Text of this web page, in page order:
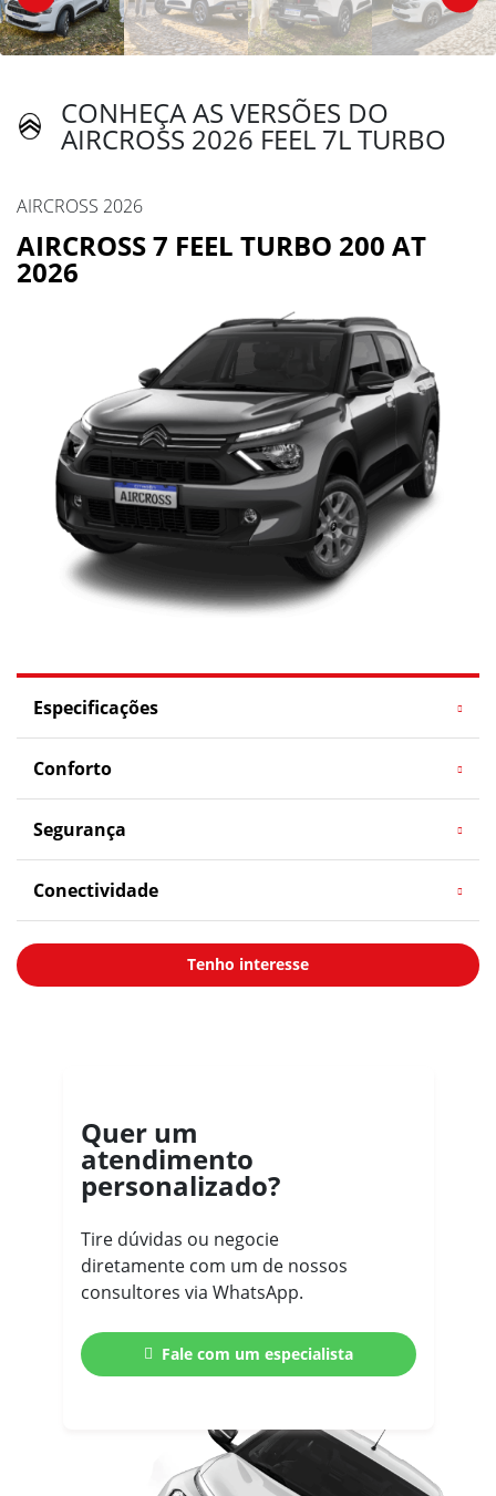
CONHEÇA AS VERSÕES DO
AIRCROSS 2026 FEEL 7L TURBO
AIRCROSS 2026
AIRCROSS 7 FEEL TURBO 200 AT
2026
Especificações
Conforto
Segurança
Conectividade
Tenho interesse
Quer um
atendimento
personalizado?
Tire dúvidas ou negocie
diretamente com um de nossos
consultores via WhatsApp.
Fale com um especialista